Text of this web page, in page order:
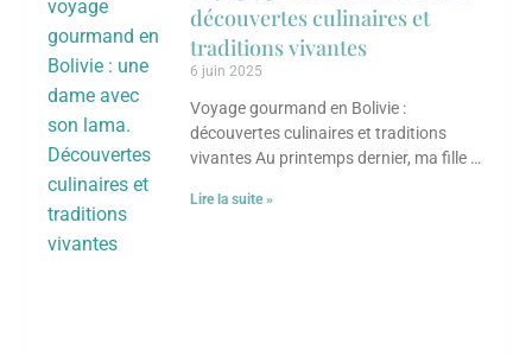
découvertes culinaires et
traditions vivantes
6 juin 2025
Voyage gourmand en Bolivie :
découvertes culinaires et traditions
vivantes Au printemps dernier, ma fille et
aventure
Lire la suite »